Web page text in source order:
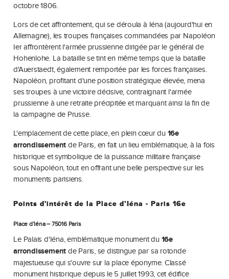
octobre 1806.
Lors de cet affrontement, qui se déroula à Iéna (aujourd'hui en
Allemagne), les troupes françaises commandées par Napoléon
Ier affrontèrent l'armée prussienne dirigée par le général de
Hohenlohe. La bataille se tint en même temps que la bataille
d'Auerstaedt, également remportée par les forces françaises.
Napoléon, profitant d'une position stratégique élevée, mena
ses troupes à une victoire décisive, contraignant l'armée
prussienne à une retraite précipitée et marquant ainsi la fin de
la campagne de Prusse.
L'emplacement de cette place, en plein cœur du 16e
arrondissement de Paris, en fait un lieu emblématique, à la fois
historique et symbolique de la puissance militaire française
sous Napoléon, tout en offrant une belle perspective sur les
monuments parisiens.
Points d'intérêt de la Place d’Iéna - Paris 16e
Place d’Iéna – 75016 Paris
Le Palais d'Iéna, emblématique monument du 16e
arrondissement de Paris, se distingue par sa rotonde
majestueuse qui s'ouvre sur la place éponyme. Classé
monument historique depuis le 5 juillet 1993, cet édifice